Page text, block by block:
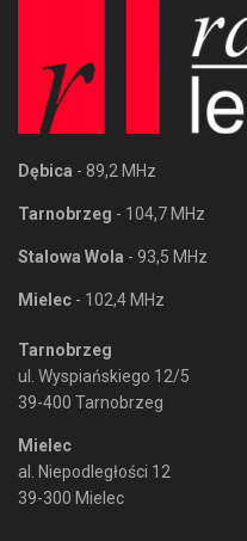
Dębica - 89,2 MHz
Tarnobrzeg - 104,7 MHz
Stalowa Wola - 93,5 MHz
Mielec - 102,4 MHz
Tarnobrzeg
ul. Wyspiańskiego 12/5
39-400 Tarnobrzeg
Mielec
al. Niepodległości 12
39-300 Mielec